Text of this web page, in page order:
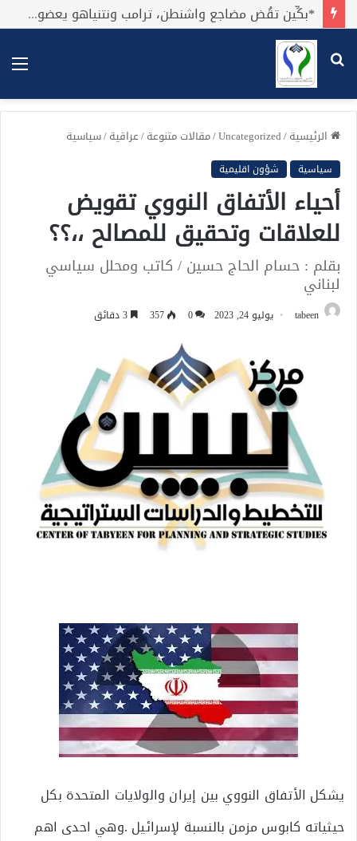
*بكِّين تقُض مضاجع واشنطن، ترامب ونتنياهو يعضون على أصابِعهُم وليس بيدهم حيلَة!.*
بحث
عن
الرئيسية/
Uncategorized
/مقالات متنوعة/عراقية/سياسية
سياسية شؤون اقليمية
أحياء الأتفاق النووي تقويض
للعلاقات وتحقيق للمصالح ،،؟؟
بقلم : حسام الحاج حسين / كاتب ومحلل سياسي
لبناني
tabeen يوليو 24, 2023 0
357
يشكل الأتفاق النووي بين إيران والولايات المتحدة بكل
حيثياته كابوس مزمن بالنسبة لإسرائيل .وهي احدى اهم